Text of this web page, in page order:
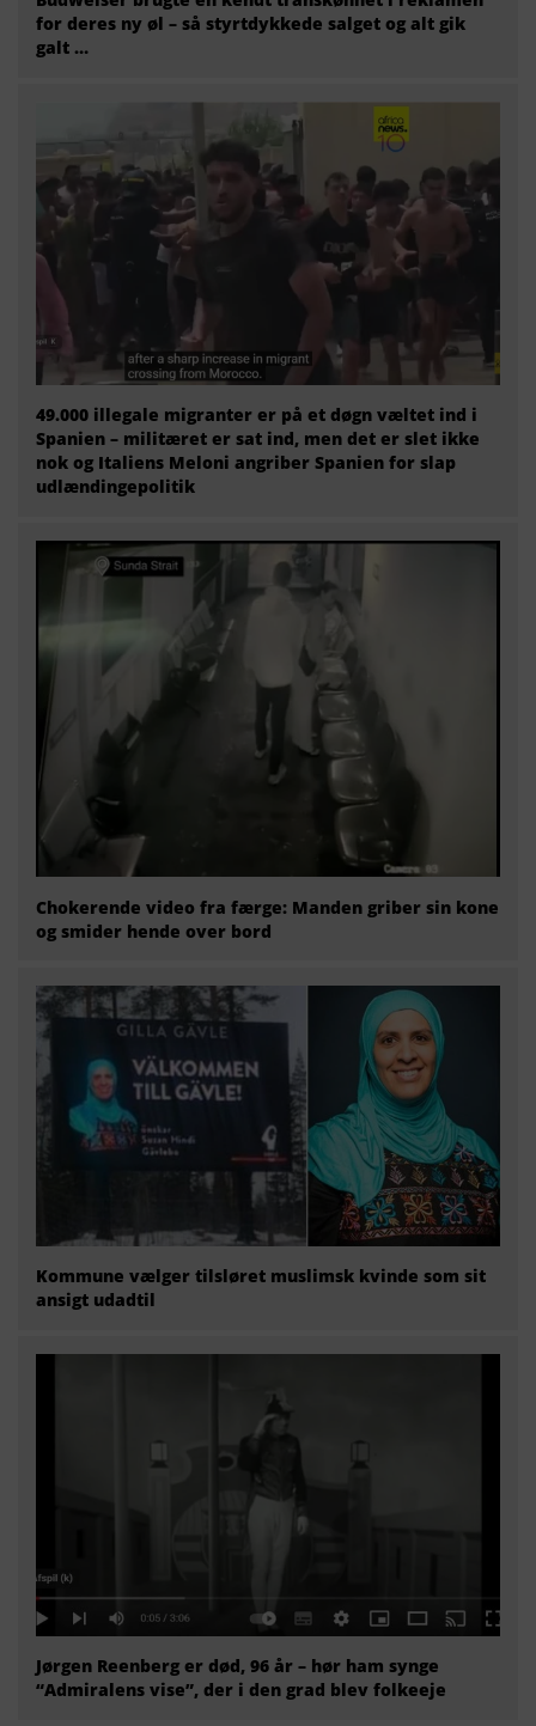
for deres ny øl – så styrtdykkede salget og alt gik
galt …
49.000 illegale migranter er på et døgn væltet ind i
Spanien – militæret er sat ind, men det er slet ikke
nok og Italiens Meloni angriber Spanien for slap
udlændingepolitik
Chokerende video fra færge: Manden griber sin kone
og smider hende over bord
Kommune vælger tilsløret muslimsk kvinde som sit
ansigt udadtil
Jørgen Reenberg er død, 96 år – hør ham synge
“Admiralens vise”, der i den grad blev folkeeje